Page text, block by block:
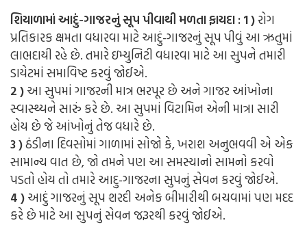
શિયાળામાં આદું-ગાજરનું સૂપ પીવાથી મળતા ફાયદા : 1 )રોગ
પ્રતિકારક ક્ષમતા વધારવા માટે આદું-ગાજરનું સૂપ પીવું આ ઋતુમાં
લાભદાયી રહે છે. તમારે ઇમ્યુનિટી વધારવા માટે આ સુપને તમારી
ડાયેટમાં સમાવિષ્ટ કરવું જોઈએ.
2 )આ સુપમાં ગાજરની માત્ર ભરપૂર છે અને ગાજર આંખોના
સ્વાસ્થ્યને સારું કરે છે. આ સુપમાં વિટામિન એની માત્રા સારી
હોય છે જે આંખોનું તેજ વધારે છે.
3 )ઠંડીના દિવસોમાં ગાળામાં સોજો કે, ખરાશ અનુભવવી એ એક
સામાન્ય વાત છે, જો તમને પણ આ સમસ્યાનો સામનો કરવો
પડતો હોય તો તમારે આદુ-ગાજરના સુપનું સેવન કરવું જોઈએ.
4 )આદું ગાજરનું સૂપ શરદી અનેક બીમારીથી બચવામાં પણ મદદ
કરે છે માટે આ સુપનું સેવન જરૂરથી કરવું જોઈએ.